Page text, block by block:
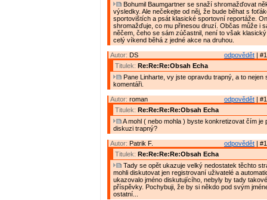
Bohumil Baumgartner se snaží shromažďovat
výsledky. Ale nečekejte od něj, že bude běhat s
sportovištích a psát klasické sportovní reportáže.
shromažďuje, co mu přinesou druzí. Občas může i
něčem, čeho se sám zúčastnil, není to však
celý víkend běhá z jedné akce na druhou.
odpovědět |
Autor: DS
Titulek: Re:Re:Re:Obsah Echa
Pane Linharte, vy jste opravdu trapný, a to nejen
komentáři.
odpovědět |
Autor: roman
Titulek: Re:Re:Re:Re:Obsah Echa
A mohl ( nebo mohla ) byste konkretizovat čím je
diskuzi trapný?
odpovědět |
Autor: Patrik F.
Titulek: Re:Re:Re:Re:Obsah Echa
Tady se opět ukazuje velký nedostatek těchto
mohli diskutovat jen registrovaní uživatelé a
ukazovalo jméno diskutujícího, nebyly by tady
příspěvky. Pochybuji, že by si někdo pod svým
ostatní...